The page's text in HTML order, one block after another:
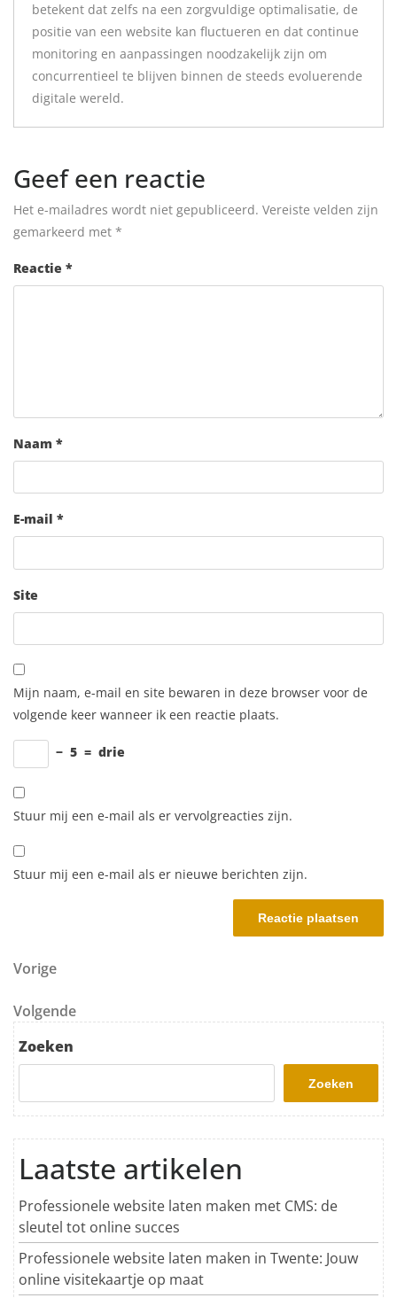
betekent dat zelfs na een zorgvuldige optimalisatie, de
positie van een website kan fluctueren en dat continue
monitoring en aanpassingen noodzakelijk zijn om
concurrentieel te blijven binnen de steeds evoluerende
digitale wereld.
Geef een reactie
Het e-mailadres wordt niet gepubliceerd. Vereiste velden zijn
gemarkeerd met *
Reactie *
Naam *
E-mail *
Site
Mijn naam, e-mail en site bewaren in deze browser voor de
volgende keer wanneer ik een reactie plaats.
− 5 = drie
Stuur mij een e-mail als er vervolgreacties zijn.
Stuur mij een e-mail als er nieuwe berichten zijn.
Berichtnavigatie
Vorig bericht
Vorige
Volgend bericht
Volgende
Zoeken
Zoeken
Laatste artikelen
Professionele website laten maken met CMS: de
sleutel tot online succes
Professionele website laten maken in Twente: Jouw
online visitekaartje op maat